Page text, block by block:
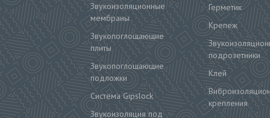
Звукоизоляционные
мембраны
Звукопоглощающие
плиты
Звукопоглощающие
подложки
Система Gipslock
Звукоизоляция под
Герметик
Крепеж
подрозетники
Клей
крепления